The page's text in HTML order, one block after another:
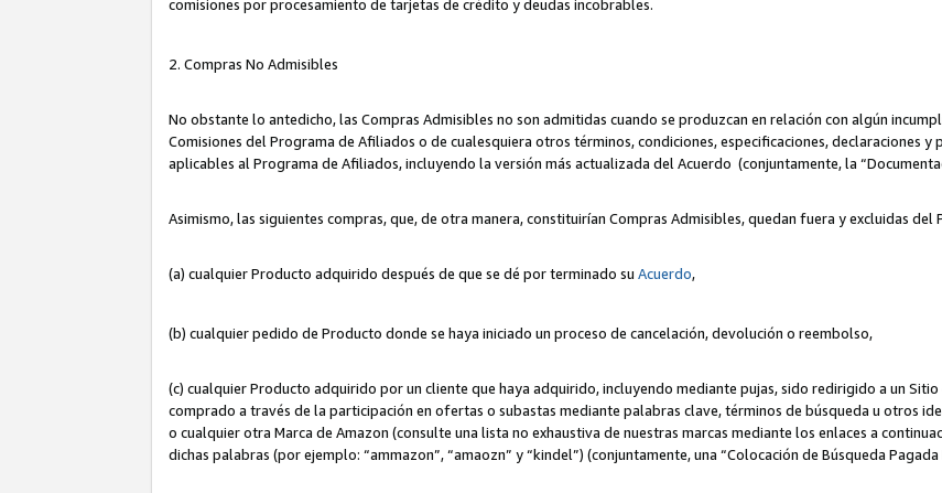
comisiones por procesamiento de tarjetas de crédito y deudas incobrables.
2. Compras No Admisibles
No obstante lo antedicho, las Compras Admisibles no son admitidas cuando se produzcan en relación con algún
Comisiones del Programa de Afiliados o de cualesquiera otros términos, condiciones, especificaciones, declaraciones
aplicables al Programa de Afiliados, incluyendo la versión más actualizada del Acuerdo (conjuntamente, la
Asimismo, las siguientes compras, que, de otra manera, constituirían Compras Admisibles, quedan fuera y excluidas del
(a) cualquier Producto adquirido después de que se dé por terminado su Acuerdo,
(b) cualquier pedido de Producto donde se haya iniciado un proceso de cancelación, devolución o reembolso,
(c) cualquier Producto adquirido por un cliente que haya adquirido, incluyendo mediante pujas, sido redirigido a un
comprado a través de la participación en ofertas o subastas mediante palabras clave, términos de búsqueda u otros
o cualquier otra Marca de Amazon (consulte una lista no exhaustiva de nuestras marcas mediante los enlaces a
dichas palabras (por ejemplo: “ammazon”, “amaozn” y “kindel”) (conjuntamente, una “Colocación de Búsqueda